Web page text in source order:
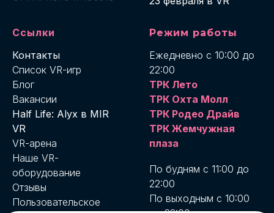
Ссылки
Контакты
Список VR-игр
Блог
Вакансии
Half Life: Alyx в MIR
VR
VR-арена
Наше VR-
оборудование
Отзывы
Пользовательское
Режим работы
Ежедневно с 10:00 до
22:00
ТРК Лето
ТРК Охта Молл
ТРК Родео Драйв
ТРК Жемчужная
плаза
По будням с 11:00 до
22:00
По выходным с 10:00